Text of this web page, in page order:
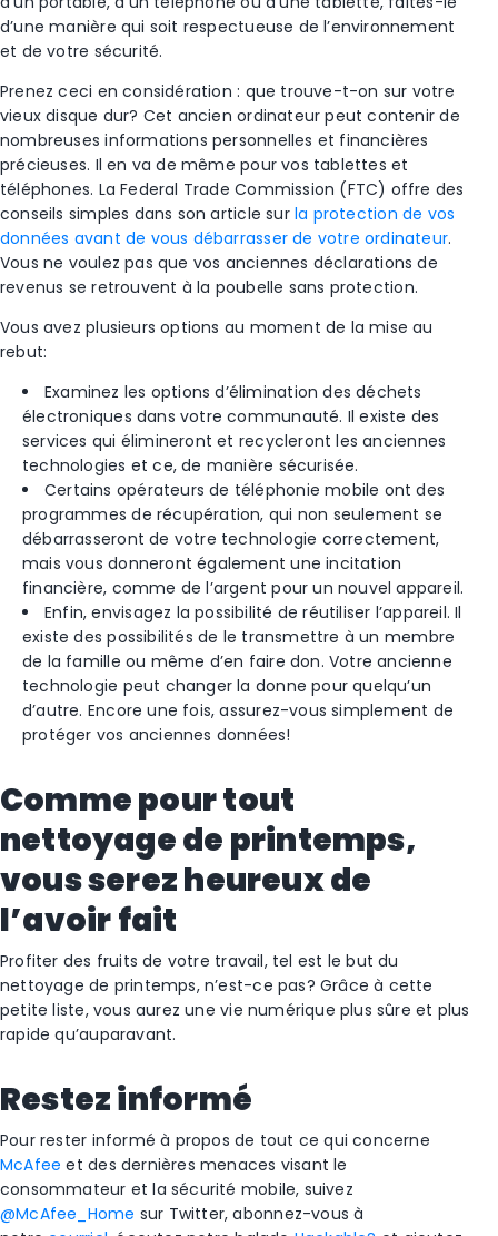
d’une manière qui soit respectueuse de l’environnement
et de votre sécurité.
Prenez ceci en considération : que trouve-t-on sur votre
vieux disque dur? Cet ancien ordinateur peut contenir de
nombreuses informations personnelles et financières
précieuses. Il en va de même pour vos tablettes et
téléphones. La Federal Trade Commission (FTC) offre des
conseils simples dans son article sur la protection de vos
données avant de vous débarrasser de votre ordinateur.
Vous ne voulez pas que vos anciennes déclarations de
revenus se retrouvent à la poubelle sans protection.
Vous avez plusieurs options au moment de la mise au
rebut:
Examinez les options d’élimination des déchets
électroniques dans votre communauté. Il existe des
services qui élimineront et recycleront les anciennes
technologies et ce, de manière sécurisée.
Certains opérateurs de téléphonie mobile ont des
programmes de récupération, qui non seulement se
débarrasseront de votre technologie correctement,
mais vous donneront également une incitation
financière, comme de l’argent pour un nouvel appareil.
Enfin, envisagez la possibilité de réutiliser l’appareil. Il
existe des possibilités de le transmettre à un membre
de la famille ou même d’en faire don. Votre ancienne
technologie peut changer la donne pour quelqu’un
d’autre. Encore une fois, assurez-vous simplement de
protéger vos anciennes données!
Comme pour tout
nettoyage de printemps,
vous serez heureux de
l’avoir fait
Profiter des fruits de votre travail, tel est le but du
nettoyage de printemps, n’est-ce pas? Grâce à cette
petite liste, vous aurez une vie numérique plus sûre et plus
rapide qu’auparavant.
Restez informé
Pour rester informé à propos de tout ce qui concerne
McAfee et des dernières menaces visant le
consommateur et la sécurité mobile, suivez
@McAfee_Home sur Twitter, abonnez-vous à